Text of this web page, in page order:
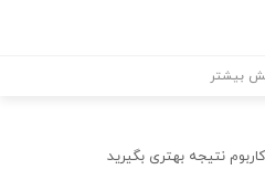
بیشتر
کاربوم نتیجه بهتری بگیرید